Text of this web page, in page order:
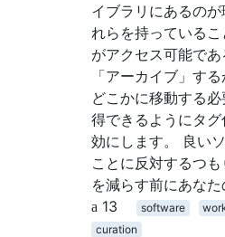
イブラリにあるの
れらを持っている
がアクセス可能で
「アーカイブ」す
どこかに移動する
得できるようにタ
効にします。 良い
ことに反対するつ
を減らす前にあなた
13
software
curation